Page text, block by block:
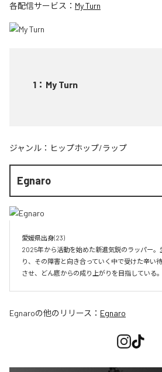
各配信サービス： My Turn
1 ： My Turn
ジャンル： ヒップホップ/ラップ
Egnaro
愛媛県出身(23)
2025年から活動を始めた新進気鋭のラッパー。
り、その障害と向き合っていく中で受けた辛い
させ、どん底からの成り上がりを目指している。
Egnaroの他のリリース： Egnaro